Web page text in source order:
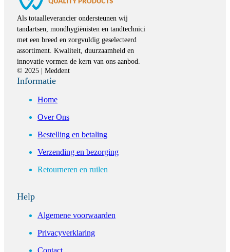
Als totaalleverancier ondersteunen wij
tandartsen, mondhygiënisten en tandtechnici
met een breed en zorgvuldig geselecteerd
assortiment. Kwaliteit, duurzaamheid en
innovatie vormen de kern van ons aanbod.
© 2025 | Meddent
Informatie
Home
Over Ons
Bestelling en betaling
Verzending en bezorging
Retourneren en ruilen
Help
Algemene voorwaarden
Privacyverklaring
Contact